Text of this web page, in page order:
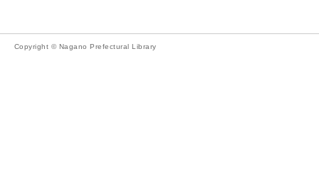
Copyright © Nagano Prefectural Library